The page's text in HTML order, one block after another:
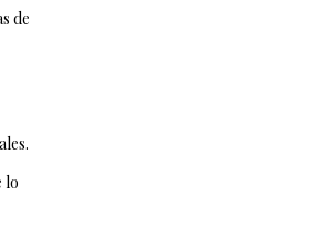
de
lo